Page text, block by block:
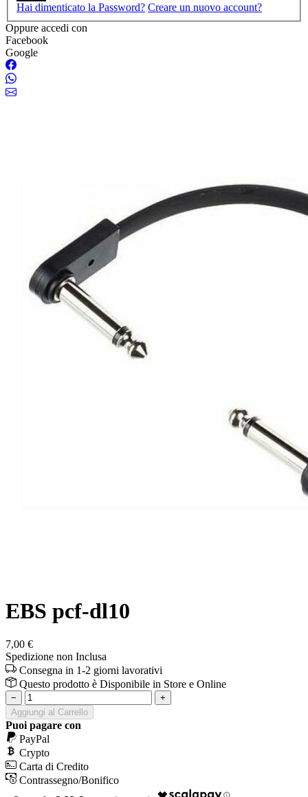
Hai dimenticato la Password? Creare un nuovo account?
Oppure accedi con
Facebook
Google
EBS pcf-dl10
7,00 €
Spedizione non Inclusa
Consegna in 1-2 giorni lavorativi
Questo prodotto è Disponibile in Store e Online
−
+
Aggiungi al Carrello
Puoi pagare con
PayPal
Crypto
Carta di Credito
Contrassegno/Bonifico